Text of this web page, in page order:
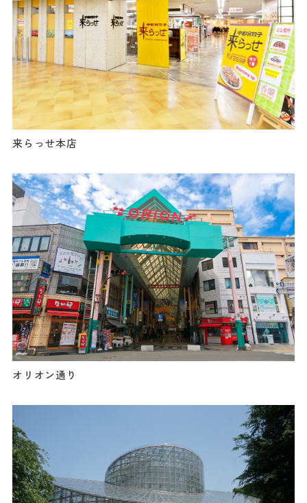
来らっせ本店
オリオン通り
アクセス
Languag
e
フォトダウン
ロード
パンフレット
ダウンロード